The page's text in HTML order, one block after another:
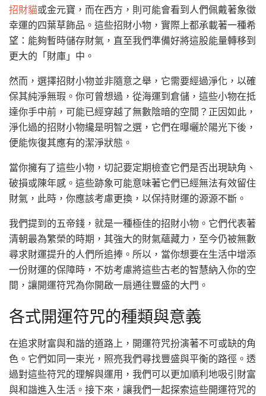
招財貓或金元寶，而在西方，則可能會看到人們佩戴著象徵
幸運的四葉草飾品。這些招財小物，實際上都承載著一種希
望：能夠暫時儲存財氣，直至我們準備好將這股能量轉移到
更大的「財庫」中。
然而，選擇招財小物並非隨意之舉，它需要經過淨化，以確
保其純淨無瑕。你可曾想過，從海運到倉儲，這些小物在抵
達你手中前，可能已經穿越了無數陰暗的空間？正因如此，
淨化過的招財小物纔是明智之選，它們在曝曬於陽光下後，
便能恢復其應有的潔淨狀態。
當你擁有了這些小物，切記要定期檢查它們是否出現缺角、
破損或陳年感。這些跡象可能意味著它們已經無法有效留住
財氣，此時，你應該考慮更換，以保持財運的源源不斷。
我們提到的五帝錢，就是一種極佳的招財小物。它們代表著
清朝最為繁榮的時期，其強大的財氣蘊藏力，至今仍被無數
尋求財運提升的人們所追捧。所以，當你想要在生活中增添
一份財運的保障時，不妨考慮將這些古老的智慧納入你的空
間，讓開運符咒為你開啟一扇通往豐盛的大門。
各式開運符咒的種類與意義
在追求財富與和諧的道路上，開運符咒扮演著不可或缺的角
色。它們如同一束光，照亮我們尋找豐盛與平衡的路徑。透
過對這些符咒的理解與運用，我們可以更加順利地吸引財富
與和諧進入生活。接下來，讓我們一起探索這些開運符咒的